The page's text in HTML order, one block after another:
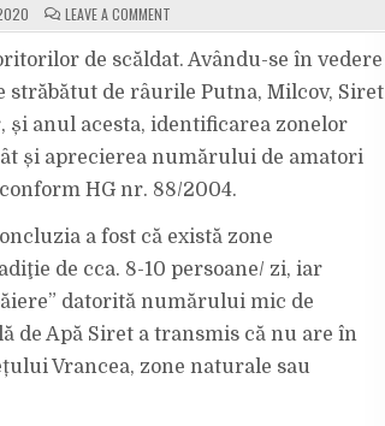
LEAVE A COMMENT
ÎN
DSP
VRANCEA
NU
VA
MONITORIZA
CALITATEA
DE
DIN
JUDEȚ.
URILE
AU
INFORMĂRII
de scăldat. Avându-se în vedere
de râurile Putna, Milcov, Siret
și anul acesta, identificarea zonelor
și aprecierea numărului de amatori
HG nr. 88/2004.
a fost că există zone
de cca. 8-10 persoane/ zi, iar
datorită numărului mic de
de Apă Siret a transmis că nu are în
Vrancea, zone naturale sau